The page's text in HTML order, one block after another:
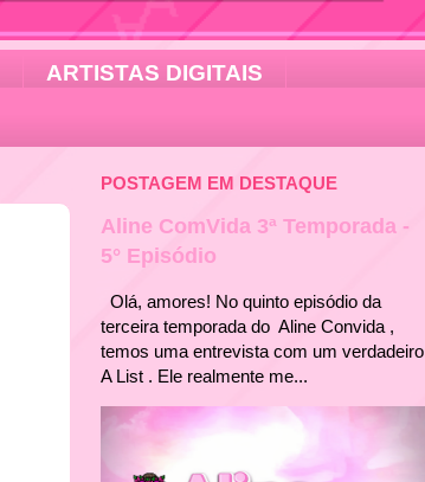
ARTISTAS DIGITAIS
POSTAGEM EM DESTAQUE
Aline ComVida 3ª Temporada -
5° Episódio
Olá, amores! No quinto episódio da
terceira temporada do Aline Convida ,
temos uma entrevista com um verdadeiro
A List . Ele realmente me...